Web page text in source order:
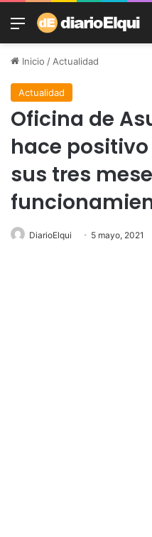
Menú
Inicio /Actualidad
Actualidad
Oficina de
hace
sus tres
DiarioElqui 5 mayo, 2021